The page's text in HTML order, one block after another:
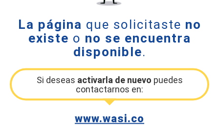
La página que solicitaste no
existe o no se encuentra
disponible.
Si deseas activarla de nuevo puedes
contactarnos en:
www.wasi.co